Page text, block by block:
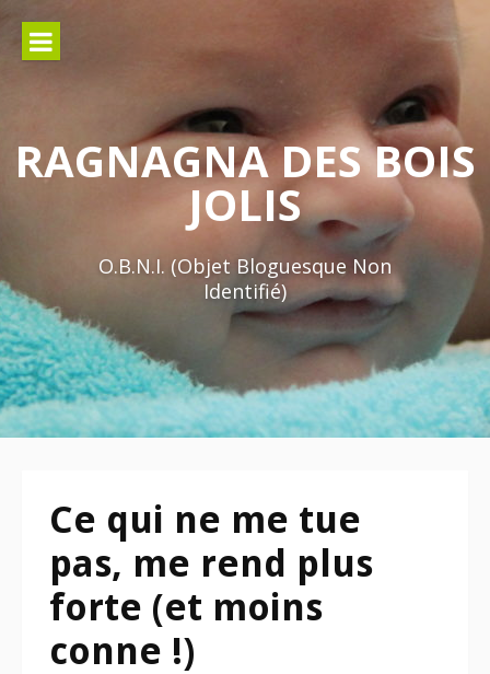
contenu
RAGNAGNA DES BOIS
JOLIS
O.B.N.I. (Objet Bloguesque Non
Identifié)
Ce qui ne me tue
pas, me rend plus
forte (et moins
conne !)